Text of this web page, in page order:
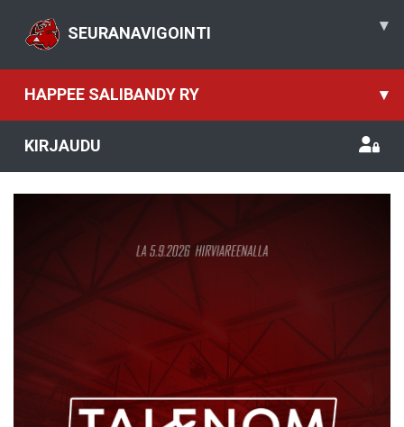
SEURANAVIGOINTI ▾
HAPPEE SALIBANDY RY ▾
KIRJAUDU